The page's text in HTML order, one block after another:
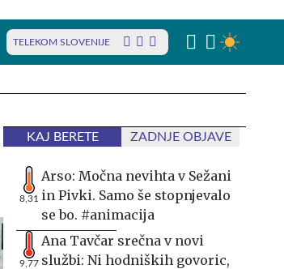
TELEKOM SLOVENIJE
KAJ BERETE ZADNJE OBJAVE
8,31
Arso: Močna nevihta v Sežani
in Pivki. Samo še stopnjevalo
se bo. #animacija
9,77
Ana Tavčar srečna v novi
službi: Ni hodniških govoric,